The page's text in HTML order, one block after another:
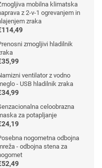
mobilna klimatska
z 2-v-1 ogrevanjem in
zraka
zmogljivi hladilnik
ventilator z vodno
- USB hladilnik zraka
celoobrazna
​​za potapljanje
nogometna odbojna
- odbojna stena za